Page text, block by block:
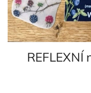
REFLEXNÍ